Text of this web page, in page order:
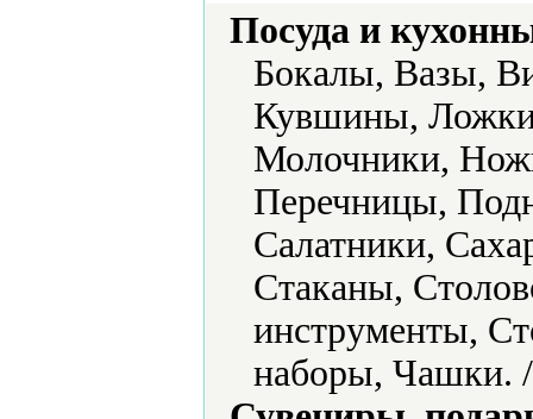
Посуда и
Бокалы, Вазы,
Кувшины,
Молочники,
Перечницы,
Салатники,
Стаканы,
инструменты,
наборы, Чашки.